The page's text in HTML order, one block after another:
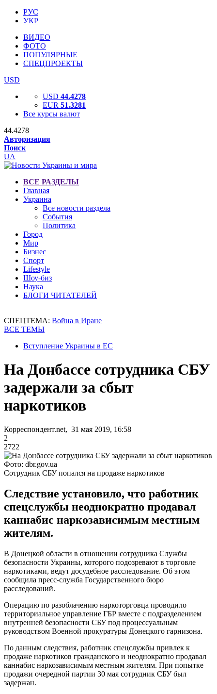
РУС
УКР
ВИДЕО
ФОТО
ПОПУЛЯРНЫЕ
СПЕЦПРОЕКТЫ
USD
USD 44.4278
EUR 51.3281
Все курсы валют
44.4278
Авторизация
Поиск
UA
ВСЕ РАЗДЕЛЫ
Главная
Украина
Все новости раздела
События
Политика
Город
Мир
Бизнес
Спорт
Lifestyle
Шоу-биз
Наука
БЛОГИ ЧИТАТЕЛЕЙ
СПЕЦТЕМА: Война в Иране
ВСЕ ТЕМЫ
Вступление Украины в ЕС
На Донбассе сотрудника СБУ
задержали за сбыт
наркотиков
Корреспондент.net, 31 мая 2019, 16:58
2
2722
Фото: dbr.gov.ua
Сотрудник СБУ попался на продаже наркотиков
Следствие установило, что работник
спецслужбы неоднократно продавал
каннабис наркозависимым местным
жителям.
В Донецкой области в отношении сотрудника Службы
безопасности Украины, которого подозревают в торговле
наркотиками, ведут досудебное расследование. Об этом
сообщила пресс-служба Государственного бюро
расследований.
Операцию по разоблачению наркоторговца проводило
территориальное управление ГБР вместе с подразделением
внутренней безопасности СБУ под процессуальным
руководством Военной прокуратуры Донецкого гарнизона.
По данным следствия, работник спецслужбы привлек к
продаже наркотиков гражданского и неоднократно продавал
каннабис наркозависимым местным жителям. При попытке
продажи очередной партии 30 мая сотрудник СБУ был
задержан.